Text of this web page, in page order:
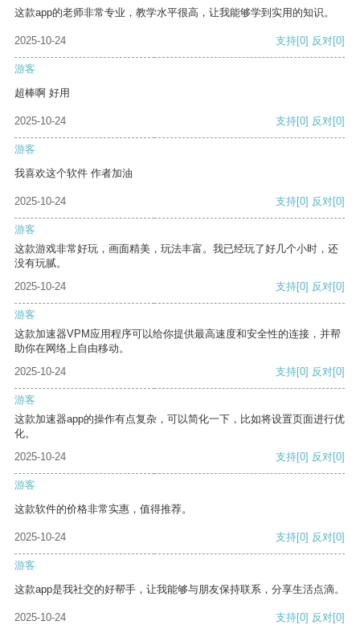
这款app的老师非常专业，教学水平很高，让我能够学到实用的知识。
2025-10-24 支持[0] 反对[0]
游客
超棒啊 好用
2025-10-24 支持[0] 反对[0]
游客
我喜欢这个软件 作者加油
2025-10-24 支持[0] 反对[0]
游客
这款游戏非常好玩，画面精美，玩法丰富。我已经玩了好几个小时，还
没有玩腻。
2025-10-24
支持[0] 反对[0]
游客
这款加速器VPM应用程序可以给你提供最高速度和安全性的连接，并帮
助你在网络上自由移动。
2025-10-24
支持[0] 反对[0]
游客
这款加速器app的操作有点复杂，可以简化一下，比如将设置页面进行优
化。
2025-10-24
支持[0] 反对[0]
游客
这款软件的价格非常实惠，值得推荐。
2025-10-24 支持[0] 反对[0]
游客
这款app是我社交的好帮手，让我能够与朋友保持联系，分享生活点滴。
2025-10-24 支持[0] 反对[0]